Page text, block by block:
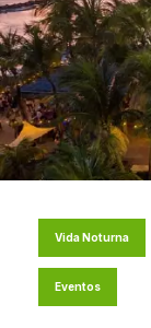
Vida Noturna
Eventos